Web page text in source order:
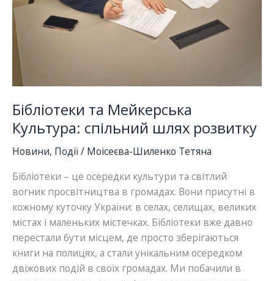
Бібліотеки та Мейкерська
Культура: спільний шлях розвитку
Новини, Події/ Моісеєва-Шиленко Тетяна
Бібліотеки – це осередки культури та світлий
вогник просвітництва в громадах. Вони присутні в
кожному куточку України: в селах, селищах, великих
містах і маленьких містечках. Бібліотеки вже давно
перестали бути місцем, де просто зберігаються
книги на полицях, а стали унікальним осередком
двіжових подій в своїх громадах. Ми побачили в